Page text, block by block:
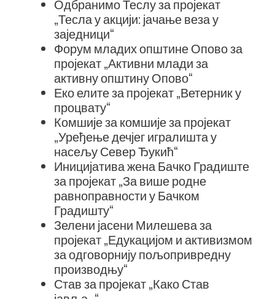
Одбранимо Теслу за пројекат
„Тесла у акцији: јачање веза у
заједници“
Форум младих општине Опово за
пројекат „Активни млади за
активну општину Опово“
Еко елите за пројекат „Ветерник у
процвату“
Комшије за комшије за пројекат
„Уређење дечјег игралишта у
насељу Север Ђукић“
Иницијатива жена Бачко Градиште
за пројекат „За више родне
равноправности у Бачком
Градишту“
Зелени јасени Милешева за
пројекат „Едукацијом и активизмом
за одговорнију пољопривредну
производњу“
Став за пројекат „Како Став